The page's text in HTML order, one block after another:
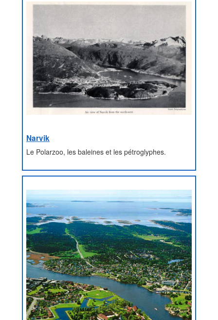
Narvik
Le Polarzoo, les baleines et les pétroglyphes.